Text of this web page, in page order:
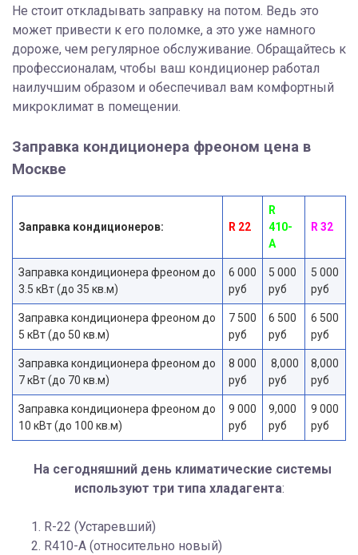
Не стоит откладывать заправку на потом. Ведь это
может привести к его поломке, а это уже намного
дороже, чем регулярное обслуживание. Обращайтесь к
профессионалам, чтобы ваш кондиционер работал
наилучшим образом и обеспечивал вам комфортный
микроклимат в помещении.
Заправка кондиционера фреоном цена в
Москве
Заправка кондиционеров: R 22
R
410-
A
R 32
Заправка кондиционера фреоном до
3.5 кВт (до 35 кв.м)
6 000
руб
5 000
руб
5 000
руб
Заправка кондиционера фреоном до
5 кВт (до 50 кв.м)
7 500
руб
6 500
руб
6 500
руб
Заправка кондиционера фреоном до
7 кВт (до 70 кв.м)
8 000
руб
8,000
руб
8,000
руб
Заправка кондиционера фреоном до
10 кВт (до 100 кв.м)
9 000
руб
9,000
руб
9 000
руб
На сегодняшний день климатические системы
используют три типа хладагента:
R-22 (Устаревший)
R410-A (относительно новый)